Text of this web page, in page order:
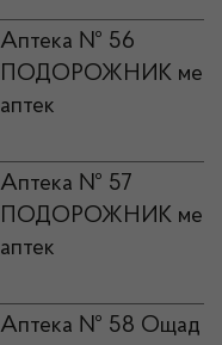
Аптека № 56
ПОДОРОЖНИК
аптек
Аптека № 57
ПОДОРОЖНИК
аптек
Аптека № 58 Ощад